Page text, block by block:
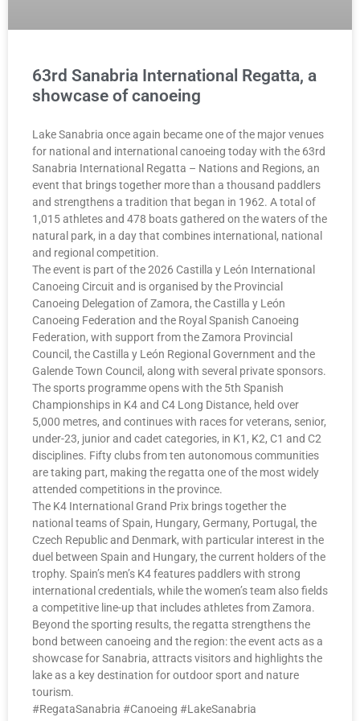
63rd Sanabria International Regatta, a
showcase of canoeing
Lake Sanabria once again became one of the major venues
for national and international canoeing today with the 63rd
Sanabria International Regatta – Nations and Regions, an
event that brings together more than a thousand paddlers
and strengthens a tradition that began in 1962. A total of
1,015 athletes and 478 boats gathered on the waters of the
natural park, in a day that combines international, national
and regional competition.
The event is part of the 2026 Castilla y León International
Canoeing Circuit and is organised by the Provincial
Canoeing Delegation of Zamora, the Castilla y León
Canoeing Federation and the Royal Spanish Canoeing
Federation, with support from the Zamora Provincial
Council, the Castilla y León Regional Government and the
Galende Town Council, along with several private sponsors.
The sports programme opens with the 5th Spanish
Championships in K4 and C4 Long Distance, held over
5,000 metres, and continues with races for veterans, senior,
under-23, junior and cadet categories, in K1, K2, C1 and C2
disciplines. Fifty clubs from ten autonomous communities
are taking part, making the regatta one of the most widely
attended competitions in the province.
The K4 International Grand Prix brings together the
national teams of Spain, Hungary, Germany, Portugal, the
Czech Republic and Denmark, with particular interest in the
duel between Spain and Hungary, the current holders of the
trophy. Spain’s men’s K4 features paddlers with strong
international credentials, while the women’s team also fields
a competitive line-up that includes athletes from Zamora.
Beyond the sporting results, the regatta strengthens the
bond between canoeing and the region: the event acts as a
showcase for Sanabria, attracts visitors and highlights the
lake as a key destination for outdoor sport and nature
tourism.
#RegataSanabria #Canoeing #LakeSanabria